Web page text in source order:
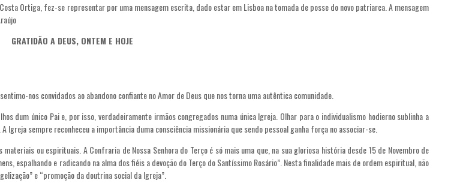
Ortiga, fez-se representar por uma mensagem escrita, dado estar em Lisboa na tomada de posse do novo patriarca. A mensagem
GRATIDÃO A DEUS, ONTEM E HOJE
nos convidados ao abandono confiante no Amor de Deus que nos torna uma autêntica comunidade.
dum único Pai e, por isso, verdadeiramente irmãos congregados numa única Igreja. Olhar para o individualismo hodierno sublinha a
sempre reconheceu a importância duma consciência missionária que sendo pessoal ganha força no associar-se.
ou espirituais. A Confraria de Nossa Senhora do Terço é só mais uma que, na sua gloriosa história desde 15 de Novembro de
espalhando e radicando na alma dos fiéis a devoção do Terço do Santíssimo Rosário”. Nesta finalidade mais de ordem espiritual, não
e “promoção da doutrina social da Igreja”.